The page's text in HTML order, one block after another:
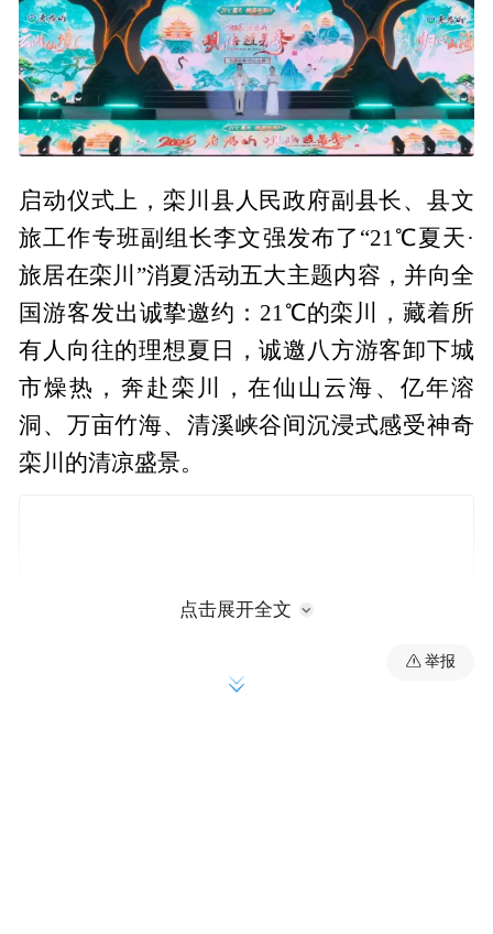
启动仪式上，栾川县人民政府副县长、县文
旅工作专班副组长李文强发布了“21℃夏天·
旅居在栾川”消夏活动五大主题内容，并向全
国游客发出诚挚邀约：21℃的栾川，藏着所
有人向往的理想夏日，诚邀八方游客卸下城
市燥热，奔赴栾川，在仙山云海、亿年溶
洞、万亩竹海、清溪峡谷间沉浸式感受神奇
栾川的清凉盛景。
点击展开全文
举报